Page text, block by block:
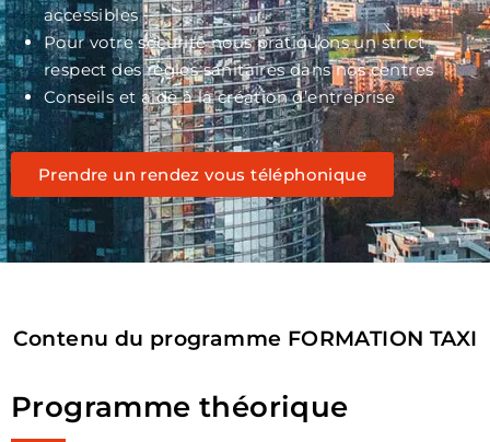
accessibles
Pour votre sécurité nous pratiquons un strict
respect des règles sanitaires dans nos centres
Conseils et aide à la création d’entreprise
Prendre un rendez vous téléphonique
Contenu du programme FORMATION TAXI
Programme théorique